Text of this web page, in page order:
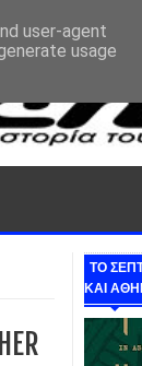
ΤΟ
ΚΑΙ
user-agent
usage